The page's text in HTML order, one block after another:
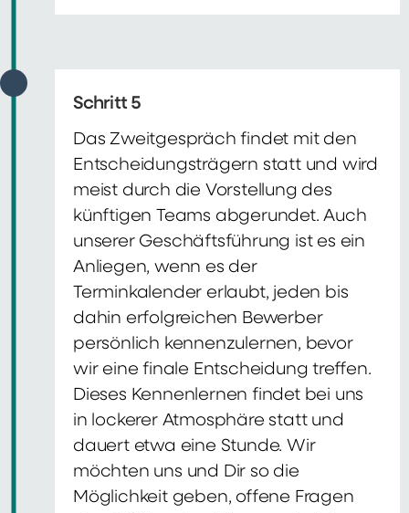
Schritt 5
Das Zweitgespräch findet mit den
Entscheidungsträgern statt und wird
meist durch die Vorstellung des
künftigen Teams abgerundet. Auch
unserer Geschäftsführung ist es ein
Anliegen, wenn es der
Terminkalender erlaubt, jeden bis
dahin erfolgreichen Bewerber
persönlich kennenzulernen, bevor
wir eine finale Entscheidung treffen.
Dieses Kennenlernen findet bei uns
in lockerer Atmosphäre statt und
dauert etwa eine Stunde. Wir
möchten uns und Dir so die
Möglichkeit geben, offene Fragen